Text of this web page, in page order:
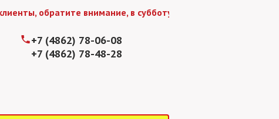
обратите внимание, в субботу и воскресенье мы
+7 (4862) 78-06-08
+7 (4862) 78-48-28